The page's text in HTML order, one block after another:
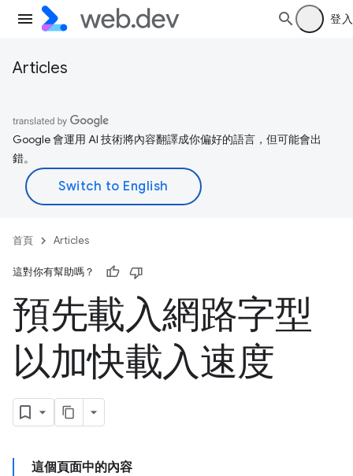
登入
Articles
Google 會運用 AI 技術將內容翻譯成你偏好的語言，但可能會出
錯。
首頁 Articles
這對你有幫助嗎？
預先載入網路字型
以加快載入速度
這個頁面中的內容